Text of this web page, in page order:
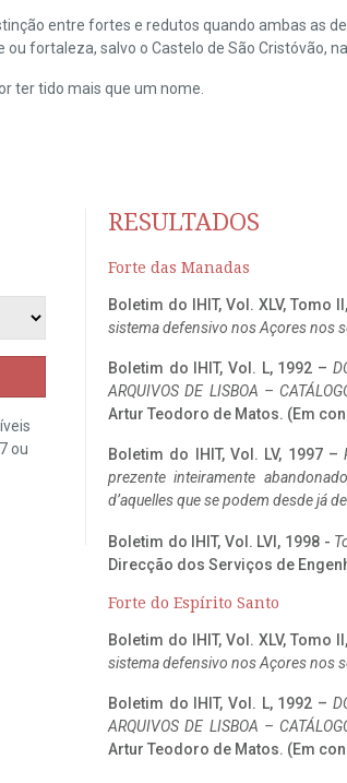
entre fortes e redutos quando ambas as
fortaleza, salvo o Castelo de São Cristóvão, na
ter tido mais que um nome.
ou
RESULTADOS
Forte das Manadas
Boletim do IHIT, Vol. XLV, Tomo
sistema defensivo nos Açores nos
Boletim do IHIT, Vol. L, 1992 –
ARQUIVOS DE LISBOA –
Artur Teodoro de Matos. (Em
Boletim do IHIT, Vol. LV, 1997 –
prezente inteiramente
d’aquelles que se podem desde já
Boletim do IHIT, Vol. LVI, 1998 -
Direcção dos Serviços de
Forte do Espírito Santo
Boletim do IHIT, Vol. XLV, Tomo
sistema defensivo nos Açores nos
Boletim do IHIT, Vol. L, 1992 –
ARQUIVOS DE LISBOA –
Artur Teodoro de Matos. (Em